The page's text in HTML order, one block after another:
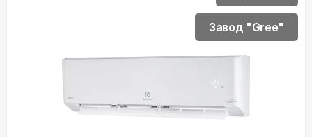
Завод "Gree"